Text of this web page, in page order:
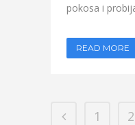
pokosa i
READ MORE
1 2